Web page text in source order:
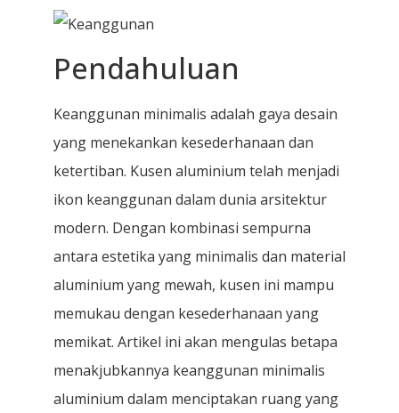
Pendahuluan
Keanggunan minimalis adalah gaya desain
yang menekankan kesederhanaan dan
ketertiban. Kusen aluminium telah menjadi
ikon keanggunan dalam dunia arsitektur
modern. Dengan kombinasi sempurna
antara estetika yang minimalis dan material
aluminium yang mewah, kusen ini mampu
memukau dengan kesederhanaan yang
memikat. Artikel ini akan mengulas betapa
menakjubkannya keanggunan minimalis
aluminium dalam menciptakan ruang yang